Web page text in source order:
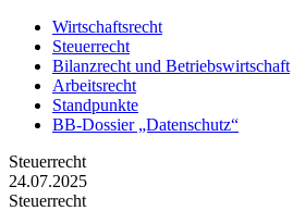
Wirtschaftsrecht
Steuerrecht
Bilanzrecht und Betriebswirtschaft
Arbeitsrecht
Standpunkte
BB-Dossier „Datenschutz“
Steuerrecht
24.07.2025
Steuerrecht